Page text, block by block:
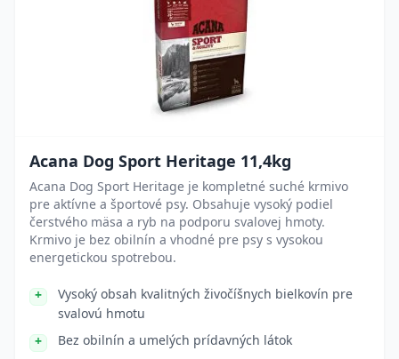
Acana Dog Sport Heritage 11,4kg
Acana Dog Sport Heritage je kompletné suché krmivo
pre aktívne a športové psy. Obsahuje vysoký podiel
čerstvého mäsa a ryb na podporu svalovej hmoty.
Krmivo je bez obilnín a vhodné pre psy s vysokou
energetickou spotrebou.
Vysoký obsah kvalitných živočíšnych bielkovín pre
svalovú hmotu
Bez obilnín a umelých prídavných látok